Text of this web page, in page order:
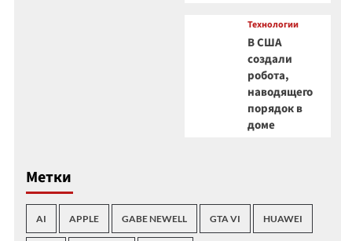
Технологии
В США
создали
робота,
наводящего
порядок в
доме
Метки
AI APPLE GABE NEWELL GTA VI HUAWEI